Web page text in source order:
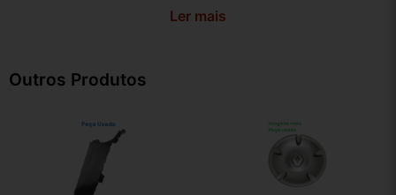
Ler mais
Outros Produtos